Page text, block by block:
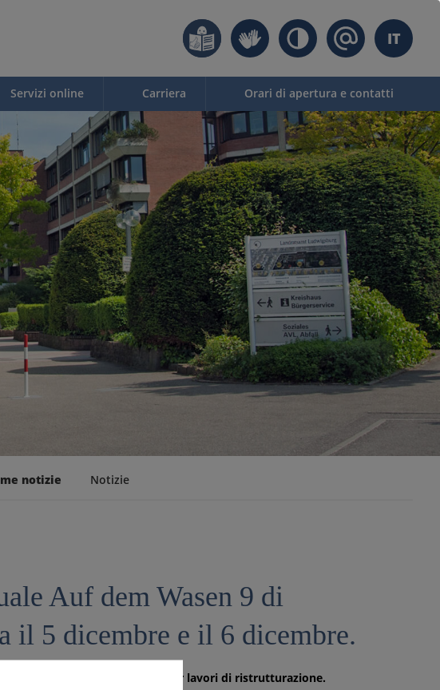
IT
Servizi online Carriera Orari di apertura e contatti
notizie Notizie
Auf dem Wasen 9 di
il 5 dicembre e il 6 dicembre.
chiuso il 5 e il 6 dicembre per lavori di ristrutturazione.